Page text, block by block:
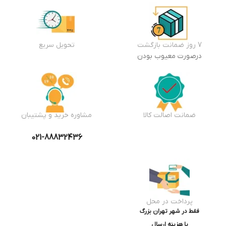
7 روز ضمانت بازگشت
درصورت معیوب بودن
تحویل سریع
ضمانت اصالت کالا مشاوره خرید و پشتیبان
021-88832436
پرداخت در محل
فقط در شهر تهران بزرگ